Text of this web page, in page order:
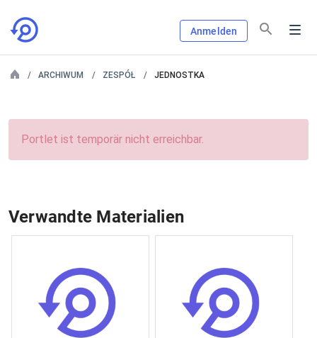
Anmelden
ARCHIWUM ZESPÓŁ JEDNOSTKA
Portlet ist temporär nicht erreichbar.
Verwandte Materialien